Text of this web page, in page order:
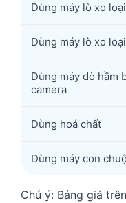
Dùng máy lò xo
Dùng máy lò xo
Dùng máy dò hầm
camera
Dùng hoá chất
Dùng máy con
Chú ý: Bảng giá